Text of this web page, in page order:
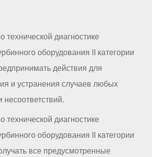
технической диагностике
оборудования II категории
действия для
и устранения случаев любых
технической диагностике
оборудования II категории
все предусмотренные